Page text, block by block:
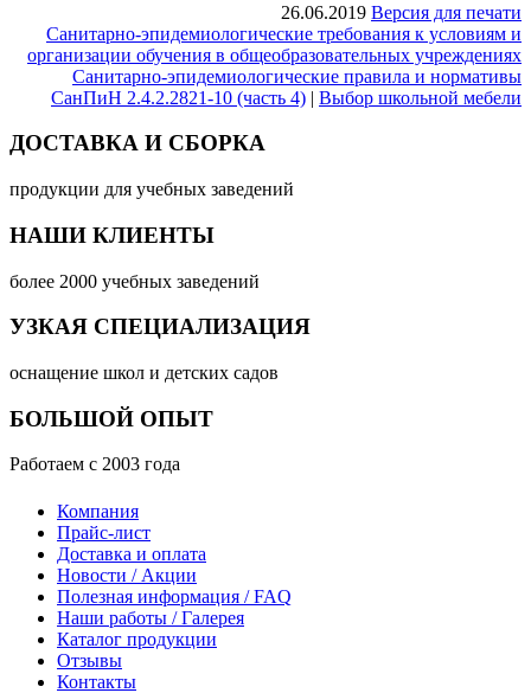
26.06.2019 Версия для печати
Санитарно-эпидемиологические требования к условиям и
организации обучения в общеобразовательных учреждениях
Санитарно-эпидемиологические правила и нормативы
СанПиН 2.4.2.2821-10 (часть 4) | Выбор школьной мебели
ДОСТАВКА И СБОРКА
продукции для учебных заведений
НАШИ КЛИЕНТЫ
более 2000 учебных заведений
УЗКАЯ СПЕЦИАЛИЗАЦИЯ
оснащение школ и детских садов
БОЛЬШОЙ ОПЫТ
Работаем с 2003 года
Компания
Прайс-лист
Доставка и оплата
Новости / Акции
Полезная информация / FAQ
Наши работы / Галерея
Каталог продукции
Отзывы
Контакты